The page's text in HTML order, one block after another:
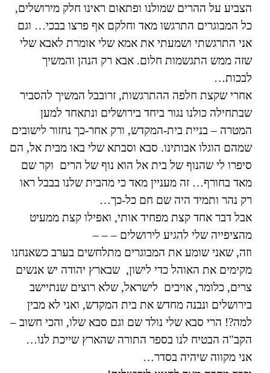
הצביע על ההרים שמולנו ופתאום ראינו חלק מירושלים,
כל המבוגרים התרגשו מאד וחלקם אף פרצו בבכי… וגם
אני התרגשתי ושמעתי את אמא שלי אומרת לאבא שלי
שזה ממש התגשמות חלום. אבא רק הנהן והמשיך
לבכות…
אחרי שקצת חלפה ההתרגשות, זרובבל המשיך להסביר
שבתחילה כולנו נגור ביחד בירושלים ונתאחד למען
המטרה – בניית בית-המקדש, ורק אחר-כך נחזור לישובים
שמהם הוגלו אבותינו. סבא וסבתא שלי באו מבית אל, הם
סיפרו לי שהנוף של בית אל הוא נוף של הרים וקר שם
מאד בחורף… זה מעניין מאד כי מהבית שלנו בבבל ראו
רק נהר ותמיד היה שם חם כל-כך…
אבל דבר אחד קצת מפחיד אותי, ואפילו קצת ממעיט
מהציפייה שלי להגיע לירושלים – – –
וזה, שאני שומע את המבוגרים מתלחשים בערב כשאנחנו
מקימים את האוהל כדי לישון, שבארץ יהודה יש אנשים
צרים, כלומר, אויבים לישראל, שלא רוצים שנתיישב
בירושלים ונבנה מחדש את בית המקדש, ואני לא מבין
למה?! הרי סבא שלי נולד שם וגם סבא שלו, והכי חשוב –
הקב"ה הבטיח לנו בספר התורה שהארץ שייכת לנו…
אני מקווה שיהיה בסדר…